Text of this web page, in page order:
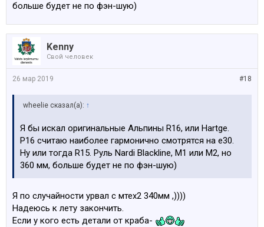
больше будет не по фэн-шую)
Kenny
Свой человек
#18
26 мар 2019
wheelie сказал(а): ↑
Я бы искал оригинальные Альпины R16, или Hartge.
Р16 считаю наиболее гармонично смотрятся на е30.
Ну или тогда R15. Руль Nardi Blackline, М1 или М2, но
360 мм, больше будет не по фэн-шую)
Я по случайности урвал с мтех2 340мм ,))))
Надеюсь к лету закончить.
Если у кого есть детали от краба-